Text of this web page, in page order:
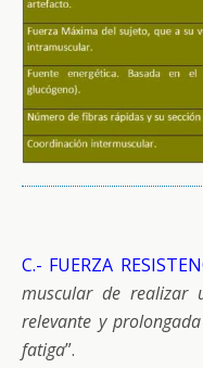
C.- FUERZA
muscular de realizar
relevante y
fatiga”.